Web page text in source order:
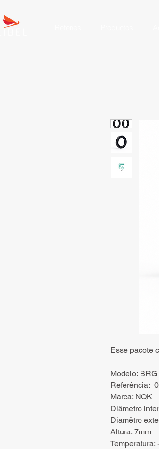
Esse pacote
Modelo: BRG
Referência:
Marca: NQK
Diâmetro
Diamêtro
Altura: 7mm
Temperatura: